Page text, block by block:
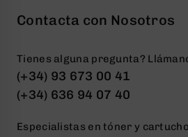
Contacta con Nosotros
Tienes alguna pregunta?
(+34) 93 673 00 41
(+34) 636 94 07 40
Especialistas en tóner y